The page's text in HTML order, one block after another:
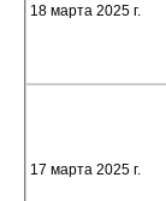
18 марта 2025 г.
17 марта 2025 г.